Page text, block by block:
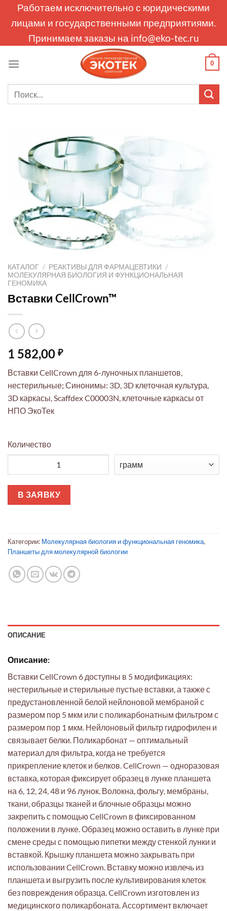
Работаем исключительно с юридическими
лицами и государственными предприятиями.
Принимаем заказы на info@eko-tec.ru
0
КАТАЛОГ / РЕАКТИВЫ ДЛЯ ФАРМАЦЕВТИКИ /
МОЛЕКУЛЯРНАЯ БИОЛОГИЯ И ФУНКЦИОНАЛЬНАЯ
ГЕНОМИКА
Вставки CellCrown™
1 582,00 ₽
Вставки CellCrown для 6-луночных планшетов,
нестерильные; Синонимы: 3D, 3D клеточная культура,
3D каркасы, Scaffdex C00003N, клеточные каркасы от
НПО ЭкоТек
Количество
В ЗАЯВКУ
Категории: Молекулярная биология и функциональная геномика,
Планшеты для молекулярной биологии
ОПИСАНИЕ
Описание:
Вставки CellCrown 6 доступны в 5 модификациях:
нестерильные и стерильные пустые вставки, а также с
предустановленной белой нейлоновой мембраной с
размером пор 5 мкм или с поликарбонатным фильтром с
размером пор 1 мкм. Нейлоновый фильтр гидрофилен и
связывает белки. Поликарбонат — оптимальный
материал для фильтра, когда не требуется
прикрепление клеток и белков. CellCrown — одноразовая
вставка, которая фиксирует образец в лунке планшета
на 6, 12, 24, 48 и 96 лунок. Волокна, фольгу, мембраны,
ткани, образцы тканей и блочные образцы можно
закрепить с помощью CellCrown в фиксированном
положении в лунке. Образец можно оставить в лунке при
смене среды с помощью пипетки между стенкой лунки и
вставкой. Крышку планшета можно закрывать при
использовании CellCrown. Вставку можно извлечь из
планшета и выгрузить после культивирования клеток
без повреждения образца. CellCrown изготовлен из
медицинского поликарбоната. Ассортимент включает